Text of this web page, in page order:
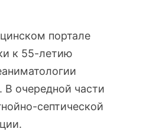
портале
к 55-летию
В очередной части
септической